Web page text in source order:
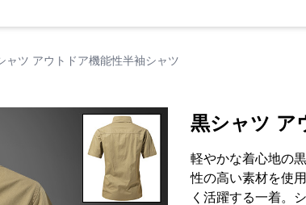
ャツ アウトドア機能性半袖シャツ
黒シャツ ア
軽やかな着心地の
性の高い素材を使
く活躍する一着。